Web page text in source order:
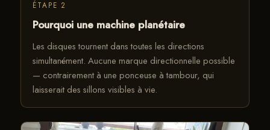
ÉTAPE 2
Pourquoi une machine planétaire
Les disques tournent dans toutes les directions
simultanément. Aucune marque directionnelle possible
— contrairement à une ponceuse à tambour, qui
laisserait des sillons visibles à vie.